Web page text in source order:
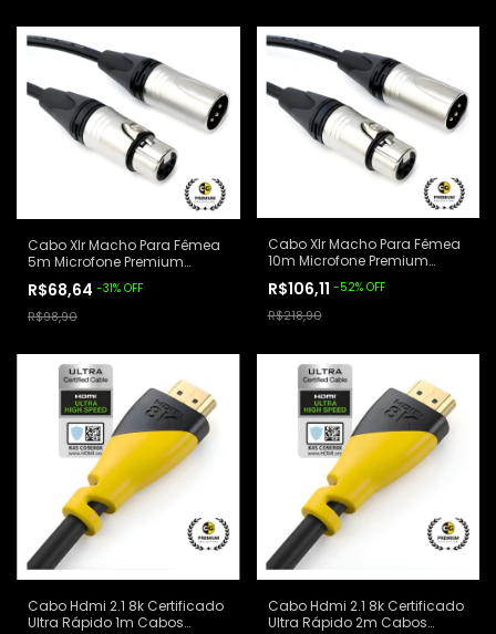
Cabo Xlr Macho Para Fêmea
5m Microfone Premium
R$68,64 -31% OFF
R$98,90
Cabo Xlr Macho Para Fêmea
10m Microfone Premium
R$106,11 -52% OFF
R$218,90
Cabo Hdmi 2.1 8k Certificado
Ultra Rápido 1m Cabos
Cabo Hdmi 2.1 8k Certificado
Ultra Rápido 2m Cabos